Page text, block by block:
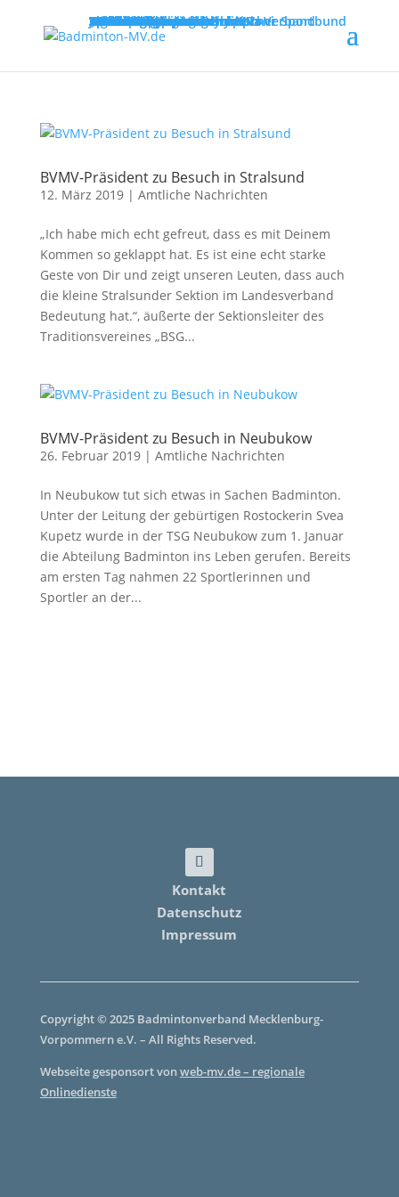
MENUMENU
Willkommen
Verband
Verbandsführung
Ausschreibungen
Vereine
Vereinsservice
Spielbetrieb
Turniere
Landesliga
Landesklasse
Bezirksliga
Lehre & Ausbildung
Ausbildungen
Fortbildungen
Trainerinfos
Schulsport
Shuttle Time
„Mach mit – spiel dich fit!“
Jugend trainiert für Olympia
Spiel- und Sportabzeichen
Badmintonabenteuer mit Toni
Links
DBV - Deutscher Badminton-Verband
DBV - Gruppe Nord
DOSB - Deutscher Olympischer Sportbund
LSB - Landessportbund MV
BVMV-Präsident zu Besuch in Stralsund
12. März 2019| Amtliche Nachrichten
„Ich habe mich echt gefreut, dass es mit Deinem
Kommen so geklappt hat. Es ist eine echt starke
Geste von Dir und zeigt unseren Leuten, dass auch
die kleine Stralsunder Sektion im Landesverband
Bedeutung hat.“, äußerte der Sektionsleiter des
Traditionsvereines „BSG...
BVMV-Präsident zu Besuch in Neubukow
26. Februar 2019| Amtliche Nachrichten
In Neubukow tut sich etwas in Sachen Badminton.
Unter der Leitung der gebürtigen Rostockerin Svea
Kupetz wurde in der TSG Neubukow zum 1. Januar
die Abteilung Badminton ins Leben gerufen. Bereits
am ersten Tag nahmen 22 Sportlerinnen und
Sportler an der...
Kontakt
Datenschutz
Impressum
Copyright © 2025 Badmintonverband Mecklenburg-
Vorpommern e.V. – All Rights Reserved.
Webseite gesponsort vonweb-mv.de – regionale
Onlinedienste